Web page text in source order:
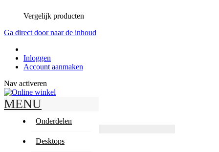
Vergelijk producten
Ga direct door naar de inhoud
Inloggen
Account aanmaken
Nav activeren
MENU
Onderdelen
Desktops
Zoeken
Zoeken
Geavanceerd zoeken